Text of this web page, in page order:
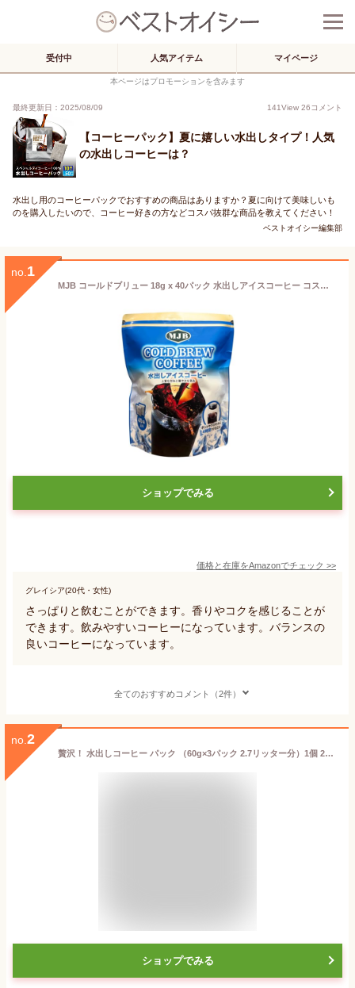
受付中 人気アイテム マイページ
本ページはプロモーションを含みます
最終更新日：2025/08/09 141View 26コメント
【コーヒーパック】夏に嬉しい水出しタイプ！人気
の水出しコーヒーは？
水出し用のコーヒーパックでおすすめの商品はありますか？夏に向けて美味しいも
のを購入したいので、コーヒー好きの方などコスパ抜群な商品を教えてください！
ベストオイシー編集部
no. 1
MJB コールドブリュー 18g x 40パック 水出しアイスコーヒー コストコ COSTCO アラビカ豆100%
ショップでみる
価格と在庫をAmazonでチェック >>
グレイシア(20代・女性)
さっぱりと飲むことができます。香りやコクを感じることが
できます。飲みやすいコーヒーになっています。バランスの
良いコーヒーになっています。
全てのおすすめコメント（2件）
no. 2
贅沢！ 水出しコーヒー パック （60g×3パック 2.7リッター分）1個 2個 3個 5個 送料無料 アイスコーヒー 水出し コールドブリュー ウォータードリップコーヒー アイスコーヒー 豆 水出し コーヒー 珈琲豆 お中元 コーヒーギフト 中元 夏ギフト 楽天
ショップでみる